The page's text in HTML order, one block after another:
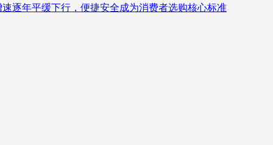
逐年平缓下行，便捷安全成为消费者选购核心标准